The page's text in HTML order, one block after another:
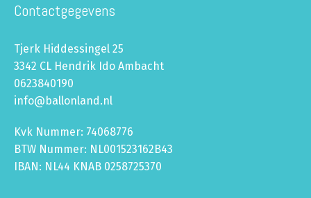
Contactgegevens
Tjerk Hiddessingel 25
3342 CL Hendrik Ido Ambacht
0623840190
info@ballonland.nl
Kvk Nummer: 74068776
BTW Nummer: NL001523162B43
IBAN: NL44 KNAB 0258725370